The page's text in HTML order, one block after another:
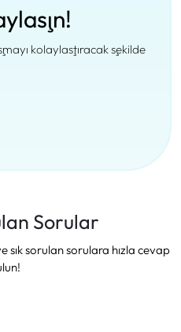
kolaylaştıracak şekilde
Sorular
sık sorulan sorulara hızla cevap